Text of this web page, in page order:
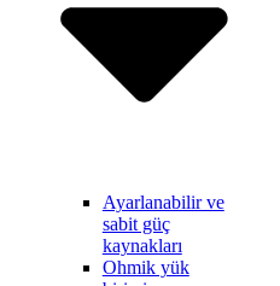
Ayarlanabilir ve
sabit güç
kaynakları
Ohmik yük